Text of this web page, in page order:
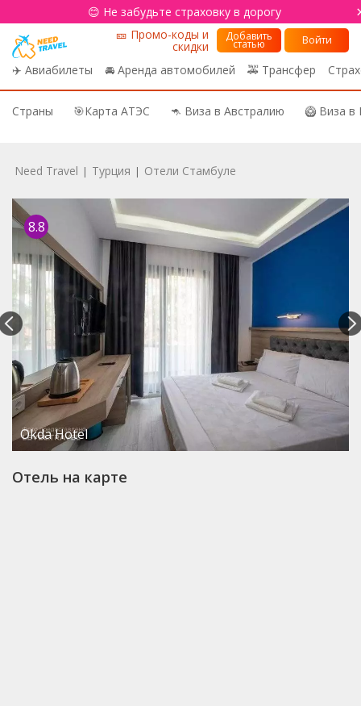
😊 Не забудьте страховку в дорогу
✈️ Авиабилеты 🚘 Аренда автомобилей 🚕 Трансфер
🎫 Промо-коды и
скидки
Добавить
статью Войти
Страны 🎯Карта АТЭС 🦘 Виза в Австралию 🥝 Виза
Need Travel | Турция | Отели Стамбуле
8.8
Okda Hotel
Отель на карте